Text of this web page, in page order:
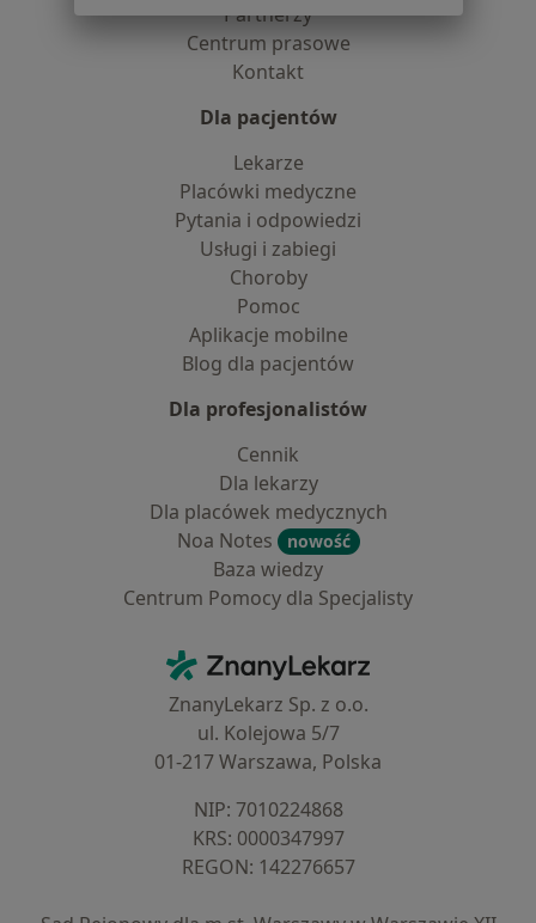
Partnerzy
Centrum prasowe
Kontakt
Dla pacjentów
Lekarze
Placówki medyczne
Pytania i odpowiedzi
Usługi i zabiegi
Choroby
Pomoc
Aplikacje mobilne
Blog dla pacjentów
Dla profesjonalistów
Cennik
Dla lekarzy
Dla placówek medycznych
Noa Notes
nowość
Baza wiedzy
Centrum Pomocy dla Specjalisty
ZnanyLekarz - Strona główna
ZnanyLekarz Sp. z o.o.
ul. Kolejowa 5/7
01-217 Warszawa, Polska
NIP: ⁠7010224868
KRS: ⁠0000347997
REGON: ⁠142276657